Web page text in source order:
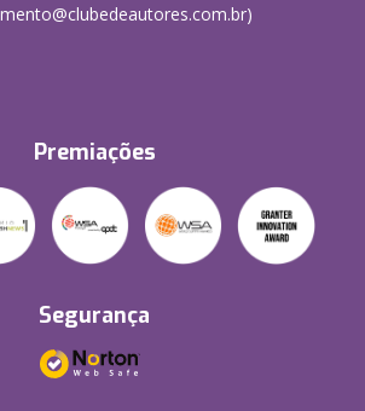
Premiações
Segurança